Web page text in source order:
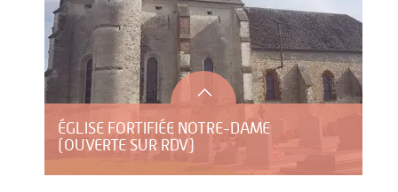
ÉGLISE FORTIFIÉE NOTRE-DAME
(OUVERTE SUR RDV)